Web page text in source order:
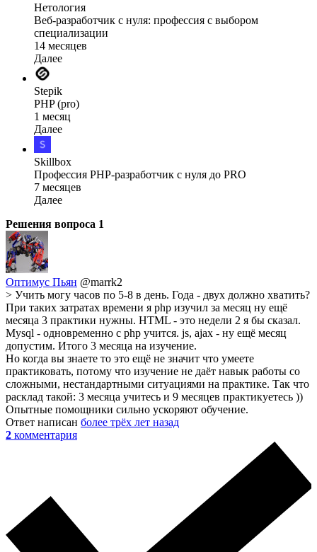
Нетология
Веб-разработчик с нуля: профессия с выбором
специализации
14 месяцев
Далее
Stepik
PHP (pro)
1 месяц
Далее
Skillbox
Профессия PHP-разработчик с нуля до PRO
7 месяцев
Далее
Решения вопроса 1
Оптимус Пьян @marrk2
> Учить могу часов по 5-8 в день. Года - двух должно хватить?
При таких затратах времени я php изучил за месяц ну ещё
месяца 3 практики нужны. HTML - это недели 2 я бы сказал.
Mysql - одновременно с php учится. js, ajax - ну ещё месяц
допустим. Итого 3 месяца на изучение.
Но когда вы знаете то это ещё не значит что умеете
практиковать, потому что изучение не даёт навык работы со
сложными, нестандартными ситуациями на практике. Так что
расклад такой: 3 месяца учитесь и 9 месяцев практикуетесь ))
Опытные помощники сильно ускоряют обучение.
Ответ написан более трёх лет назад
2 комментария